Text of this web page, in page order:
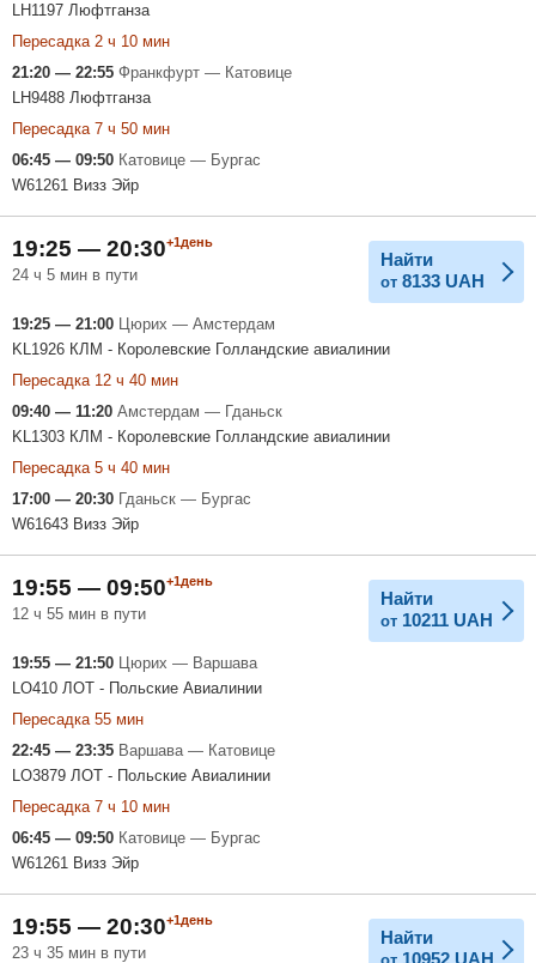
LH1197 Люфтганза
Пересадка 2 ч 10 мин
21:20 — 22:55 Франкфурт — Катовице
LH9488 Люфтганза
Пересадка 7 ч 50 мин
06:45 — 09:50 Катовице — Бургас
W61261 Визз Эйр
19:25 — 20:30+1день
24 ч 5 мин в пути
Найти
от 8133 UAH
19:25 — 21:00 Цюрих — Амстердам
KL1926 КЛМ - Королевские Голландские авиалинии
Пересадка 12 ч 40 мин
09:40 — 11:20 Амстердам — Гданьск
KL1303 КЛМ - Королевские Голландские авиалинии
Пересадка 5 ч 40 мин
17:00 — 20:30 Гданьск — Бургас
W61643 Визз Эйр
19:55 — 09:50+1день
12 ч 55 мин в пути
Найти
от 10211 UAH
19:55 — 21:50 Цюрих — Варшава
LO410 ЛОТ - Польские Авиалинии
Пересадка 55 мин
22:45 — 23:35 Варшава — Катовице
LO3879 ЛОТ - Польские Авиалинии
Пересадка 7 ч 10 мин
06:45 — 09:50 Катовице — Бургас
W61261 Визз Эйр
19:55 — 20:30+1день
23 ч 35 мин в пути
Найти
от 10952 UAH